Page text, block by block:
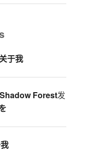
关于我
Forest发